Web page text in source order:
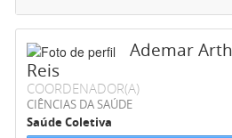
Ademar
Reis
COORDENADOR(A)
CIÊNCIAS DA SAÚDE
Saúde Coletiva